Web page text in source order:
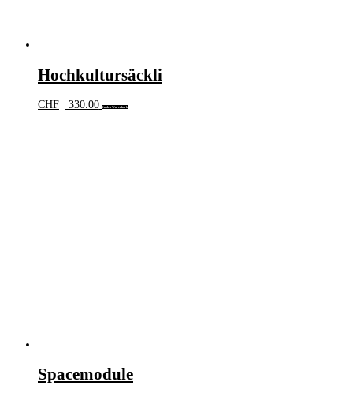
Hochkultursäckli
CHF 330.00 In den Warenkorb
Spacemodule